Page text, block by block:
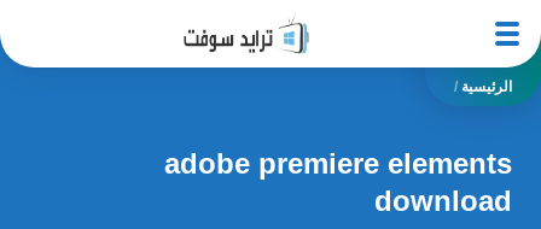
الرئيسية /
adobe premiere elements
download